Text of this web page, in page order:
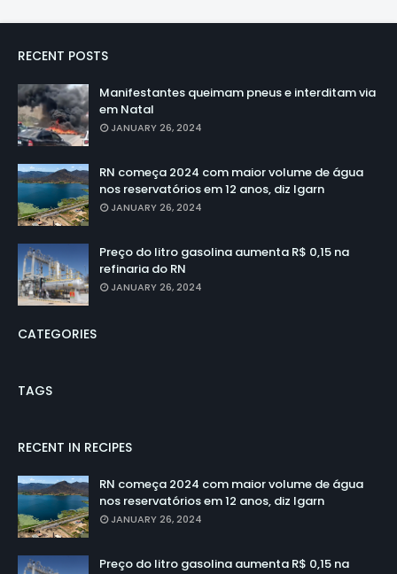
RECENT POSTS
Manifestantes queimam pneus e interditam via
em Natal
JANUARY 26, 2024
RN começa 2024 com maior volume de água
nos reservatórios em 12 anos, diz Igarn
JANUARY 26, 2024
Preço do litro gasolina aumenta R$ 0,15 na
refinaria do RN
JANUARY 26, 2024
CATEGORIES
TAGS
RECENT IN RECIPES
RN começa 2024 com maior volume de água
nos reservatórios em 12 anos, diz Igarn
JANUARY 26, 2024
Preço do litro gasolina aumenta R$ 0,15 na